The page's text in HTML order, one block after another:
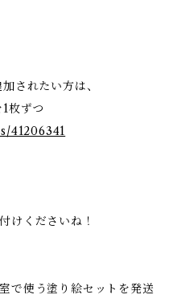
されたい方は、
枚ずつ
41206341
けくださいね！
で使う塗り絵セットを発送